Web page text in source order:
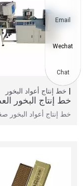
خط إنتاج أعواد البخور
خط إنتاج البخور
خط إنتاج أعواد
Email
Wechat
Chat